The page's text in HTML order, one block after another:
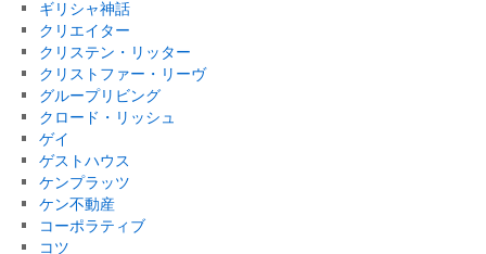
ギリシャ神話
クリエイター
クリステン・リッター
クリストファー・リーヴ
グループリビング
クロード・リッシュ
ゲイ
ゲストハウス
ケンプラッツ
ケン不動産
コーポラティブ
コツ